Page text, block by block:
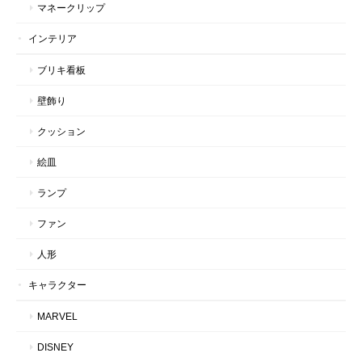
マネークリップ
インテリア
ブリキ看板
壁飾り
クッション
絵皿
ランプ
ファン
人形
キャラクター
MARVEL
DISNEY